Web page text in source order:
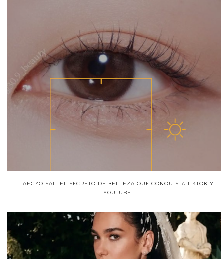
AEGYO SAL: EL SECRETO DE BELLEZA QUE CONQUISTA TIKTOK Y
YOUTUBE.